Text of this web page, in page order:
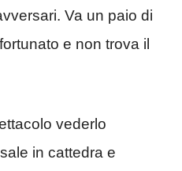
Va un paio di
e non trova il
vederlo
in cattedra e